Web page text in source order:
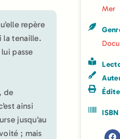
repère
la tenaille.
passe
de
ainsi
jusqu’au
; mais
Mer